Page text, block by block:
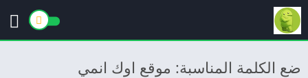
ضع الكلمة المناسبة: موقع اوك انمي